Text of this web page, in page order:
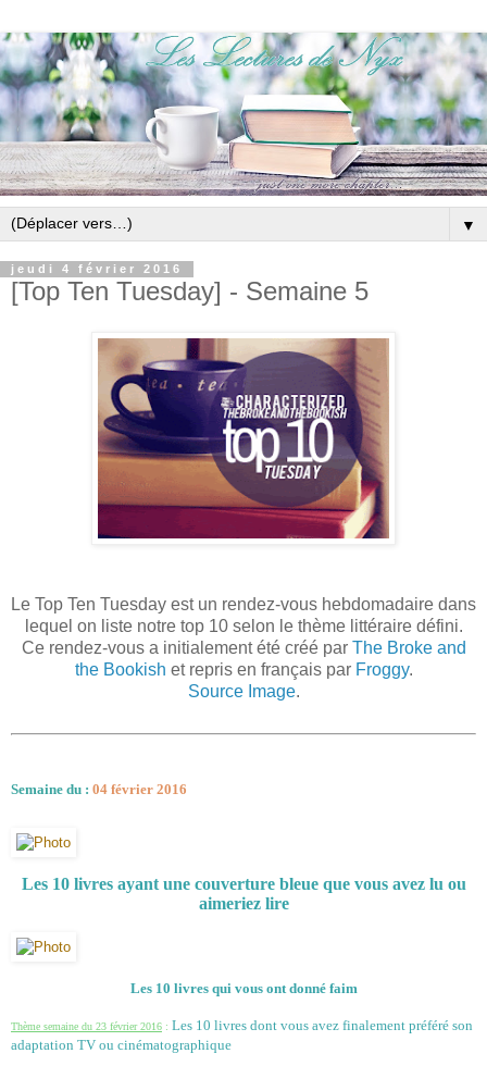
▼
jeudi 4 février 2016
[Top Ten Tuesday] - Semaine 5
Le Top Ten Tuesday est un rendez-vous hebdomadaire dans
lequel on liste notre top 10 selon le thème littéraire défini.
Ce rendez-vous a initialement été créé par The Broke and
the Bookish et repris en français par Froggy.
Source Image.
Semaine du : 04 février 2016
Les 10 livres ayant une couverture bleue que vous avez lu ou
aimeriez lire
Les 10 livres qui vous ont donné faim
Thème semaine du 23 février 2016 : Les 10 livres dont vous avez finalement préféré son
adaptation TV ou cinématographique